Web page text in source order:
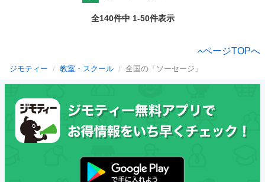
全140件中 1-50件表示
ページTOPへ
ジモティー 教室・スクール 全国の「ソーセージ」